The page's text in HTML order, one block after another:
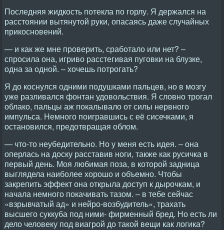
Последняя жидкость потекла по горлу. Я держался на
расстоянии вытянутой руки, опасаясь даже случайных
прикосновений.
— и как же мне проверить, сработало или нет? –
спросила она, игриво расстегивая пуговки на блузке,
одна за одной. – хочешь потрогать?
Я до коснулся одними подушками пальцев, но в мозгу
уже разливался фонтан удовольствия. Я словно трогал
облако, пальцы аж покалывало от силы нервного
импульса. Немного поигравшись с её сисечками, я
остановился, предотвращая облом.
— что-то неубедительно. Но у меня есть идея. – она
оперлась на доску расставив ноги, также как русичка в
первый день. Моя любимая поза, в которой задница
выглядела наиболее хорошо и объемно. Чтобы
закрепить эффект она открыла доступ к дырочкам, и
начала немного покачивать тазом. – в тебе сейчас
«взрывчатый ад» и нейро-возбудитель», трахать
высшего суккуба под ними- фирменный бред. Но есть ли
дело человеку под виагрой до такой вещи как логика?